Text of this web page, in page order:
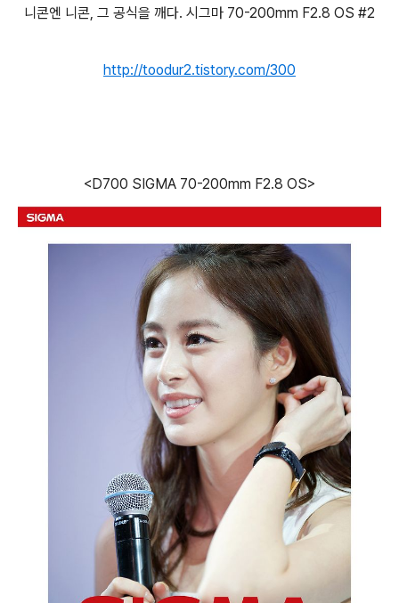
니콘엔 니콘, 그 공식을 깨다. 시그마 70-200mm F2.8 OS #2
http://toodur2.tistory.com/300
<D700 SIGMA 70-200mm F2.8 OS>